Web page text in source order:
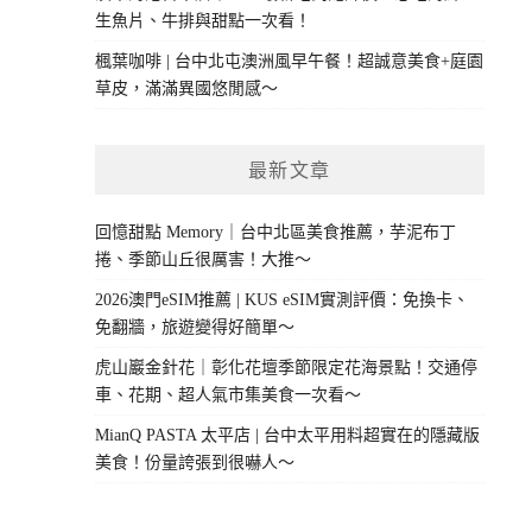
生魚片、牛排與甜點一次看！
楓葉咖啡 | 台中北屯澳洲風早午餐！超誠意美食+庭園
草皮，滿滿異國悠閒感～
最新文章
回憶甜點 Memory｜台中北區美食推薦，芋泥布丁
捲、季節山丘很厲害！大推～
2026澳門eSIM推薦 | KUS eSIM實測評價：免換卡、
免翻牆，旅遊變得好簡單～
虎山巖金針花｜彰化花壇季節限定花海景點！交通停
車、花期、超人氣市集美食一次看～
MianQ PASTA 太平店 | 台中太平用料超實在的隱藏版
美食！份量誇張到很嚇人～